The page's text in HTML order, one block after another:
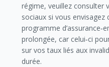
régime, veuillez consulter
sociaux si vous
programme
prolongée, car celui‑ci
sur vos taux liés aux
durée.